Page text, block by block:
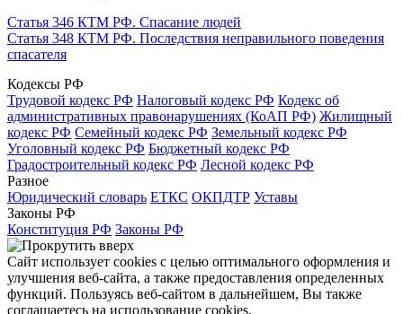
Статья 346 КТМ РФ. Спасание людей
Статья 348 КТМ РФ. Последствия неправильного поведения
спасателя
Кодексы РФ
Трудовой кодекс РФ Налоговый кодекс РФ Кодекс об
административных правонарушениях (КоАП РФ) Жилищный
кодекс РФ Семейный кодекс РФ Земельный кодекс РФ
Уголовный кодекс РФ Бюджетный кодекс РФ
Градостроительный кодекс РФ Лесной кодекс РФ
Разное
Юридический словарь ЕТКС ОКПДТР Уставы
Законы РФ
Конституция РФ Законы РФ
Сайт использует cookies с целью оптимального оформления и
улучшения веб-сайта, а также предоставления определенных
функций. Пользуясь веб-сайтом в дальнейшем, Вы также
соглашаетесь на использование cookies.